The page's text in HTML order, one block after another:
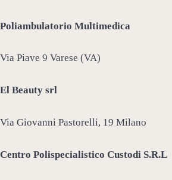
Poliambulatorio Multimedica
Via Piave 9 Varese (VA)
El Beauty srl
Via Giovanni Pastorelli, 19 Milano
Centro Polispecialistico Custodi S.R.L